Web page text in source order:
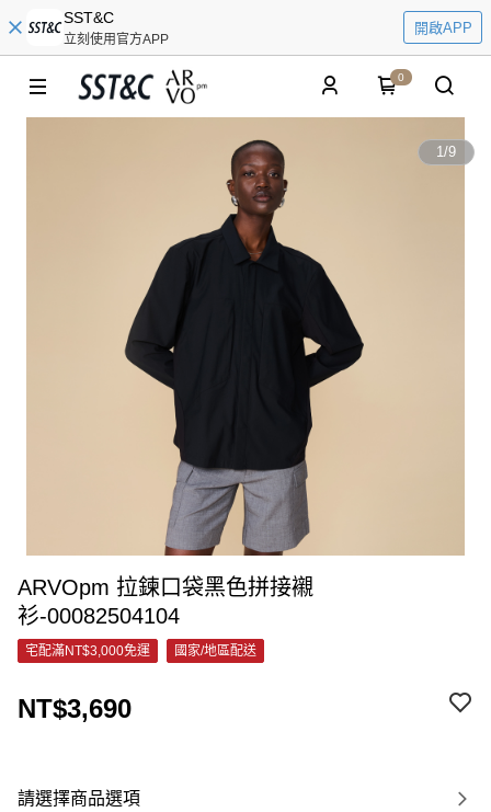
SST&C
立刻使用官方APP
開啟APP
0
1/9
ARVOpm 拉鍊口袋黑色拼接襯
衫-00082504104
宅配滿NT$3,000免運 國家/地區配送
NT$3,690
請選擇商品選項